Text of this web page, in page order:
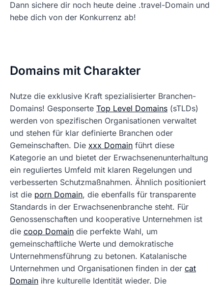
Dann sichere dir noch heute deine .travel-Domain und
hebe dich von der Konkurrenz ab!
Domains mit Charakter
Nutze die exklusive Kraft spezialisierter Branchen-
Domains! Gesponserte Top Level Domains (sTLDs)
werden von spezifischen Organisationen verwaltet
und stehen für klar definierte Branchen oder
Gemeinschaften. Die xxx Domain führt diese
Kategorie an und bietet der Erwachsenenunterhaltung
ein reguliertes Umfeld mit klaren Regelungen und
verbesserten Schutzmaßnahmen. Ähnlich positioniert
ist die porn Domain, die ebenfalls für transparente
Standards in der Erwachsenenbranche steht. Für
Genossenschaften und kooperative Unternehmen ist
die coop Domain die perfekte Wahl, um
gemeinschaftliche Werte und demokratische
Unternehmensführung zu betonen. Katalanische
Unternehmen und Organisationen finden in der cat
Domain ihre kulturelle Identität wieder. Die